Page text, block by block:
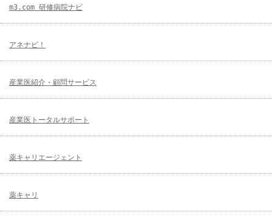
m3.com 研修病院ナビ
アネナビ！
産業医紹介・顧問サービス
産業医トータルサポート
薬キャリエージェント
薬キャリ